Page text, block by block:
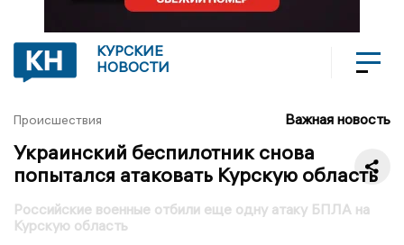
КУРСКИЕ
НОВОСТИ
Происшествия Важная новость
Украинский беспилотник снова
попытался атаковать Курскую область
Российские военные отбили еще одну атаку БПЛА на
Курскую область